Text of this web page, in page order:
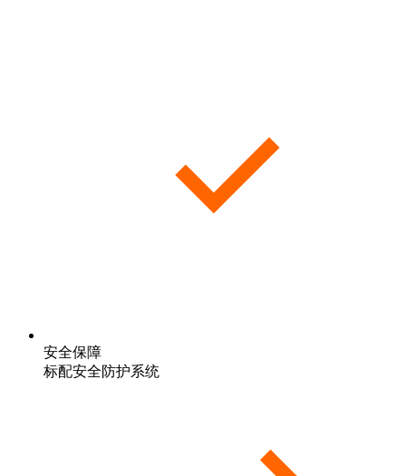
安全保障
标配安全防护系统